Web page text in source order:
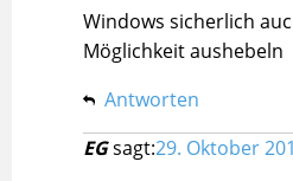
Windows sicherlich
Möglichkeit aushebeln
Antworten
EGsagt:29. Oktober